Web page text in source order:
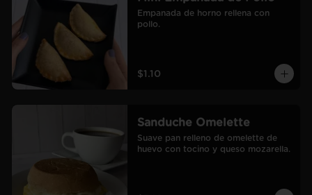
Empanada de horno rellena con
pollo.
$1.10
Sanduche Omelette
Suave pan relleno de omelette de
huevo con tocino y queso mozarella.